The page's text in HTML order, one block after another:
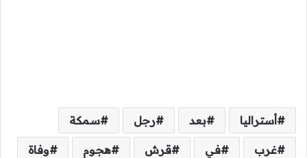
أستراليا بعد رجل سمكة
غرب في قرش هجوم وفاة